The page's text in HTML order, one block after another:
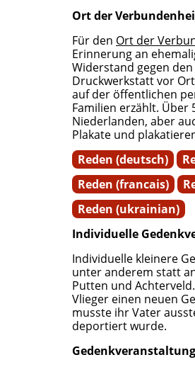
Ort der
Für den Ort der
Erinnerung an
Widerstand gegen
Druckwerkstatt vor
auf der öffentlichen
Familien erzählt. Über
Niederlanden, aber
Plakate und
Reden (deutsch)
Reden (francais)
Reden (ukrainian)
Individuelle
Individuelle kleinere
unter anderem statt
Putten und
Vlieger einen neuen
musste ihr Vater
deportiert wurde.